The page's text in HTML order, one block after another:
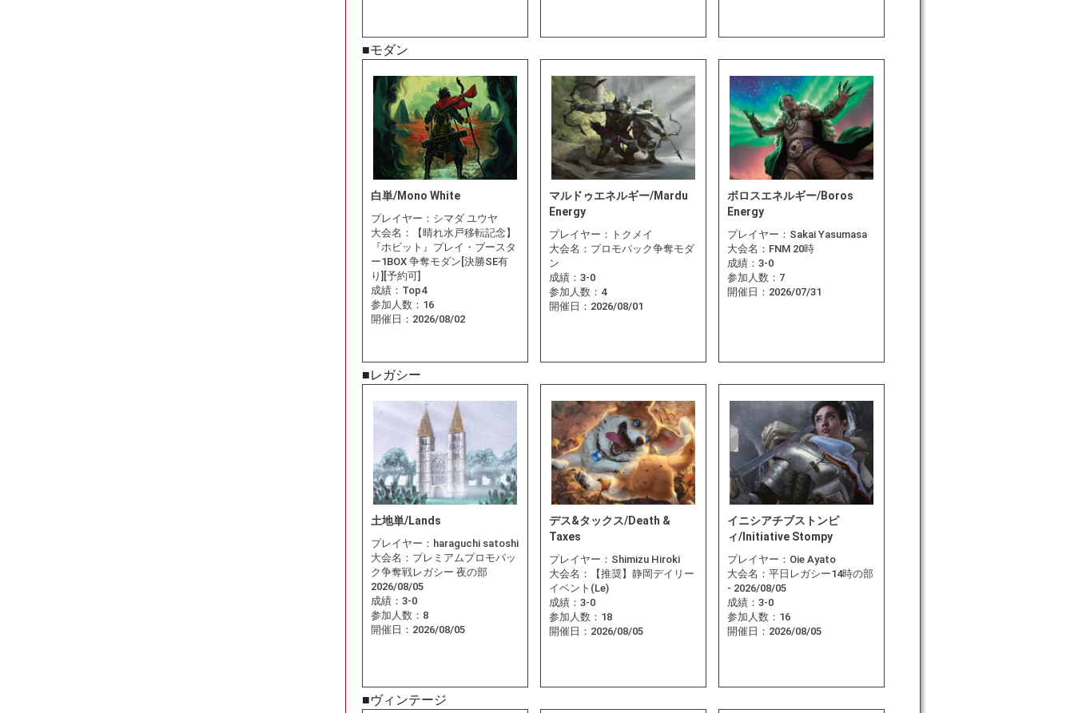
■モダン
白単/Mono White
プレイヤー： シマダ ユウヤ
大会名：
【晴れ水戸移転記念】
『ホビット』プレイ・ブースタ
ー1BOX 争奪モダン[決勝SE有
り][予約可]
成績： Top4
参加人数： 16
開催日： 2026/08/02
マルドゥエネルギー/Mardu
Energy
プレイヤー： トクメイ
大会名： プロモパック争奪モダ
ン
成績： 3-0
参加人数： 4
開催日： 2026/08/01
ボロスエネルギー/Boros
Energy
プレイヤー： Sakai Yasumasa
大会名： FNM 20時
成績： 3-0
参加人数： 7
開催日： 2026/07/31
■レガシー
土地単/Lands
プレイヤー： haraguchi satoshi
大会名： プレミアムプロモパッ
ク争奪戦レガシー 夜の部
2026/08/05
成績： 3-0
参加人数： 8
開催日： 2026/08/05
デス&タックス/Death &
Taxes
プレイヤー： Shimizu Hiroki
大会名：
【推奨】静岡デイリー
イベント(Le)
成績： 3-0
参加人数： 18
開催日： 2026/08/05
イニシアチブストンピ
ィ/Initiative Stompy
プレイヤー： Oie Ayato
大会名： 平日レガシー14時の部
- 2026/08/05
成績： 3-0
参加人数： 16
開催日： 2026/08/05
■ヴィンテージ